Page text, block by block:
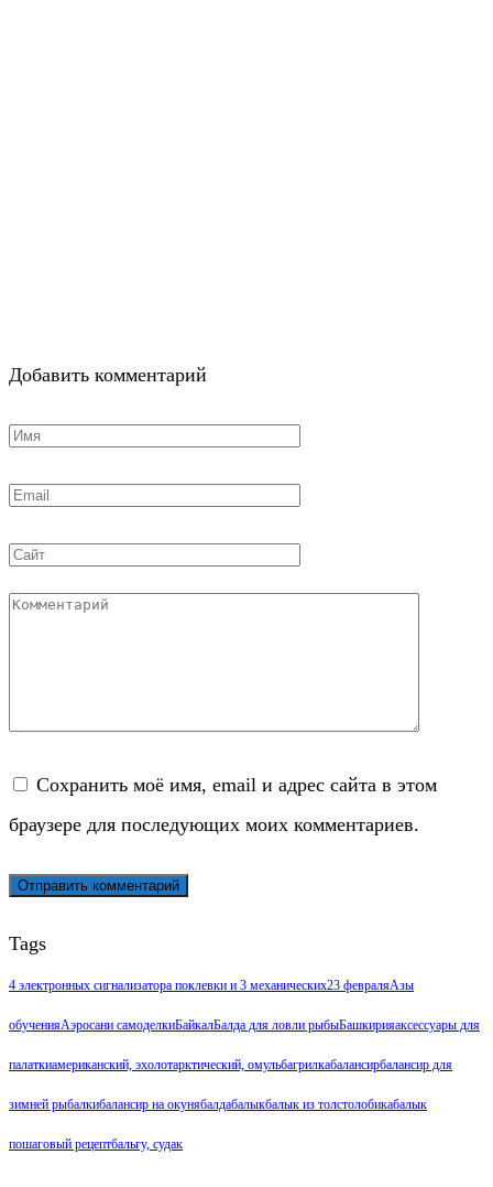
Добавить комментарий
Имя
Email
Сайт
Комментарий
Сохранить моё имя, email и адрес сайта в этом
браузере для последующих моих комментариев.
Tags
4 электронных сигнализатора поклевки и 3 механических23 февраляАзы
обученияАэросани самоделкиБайкалБалда для ловли рыбыБашкирияаксессуары для
палаткиамериканский, эхолотарктический, омульбагрилкабалансирбалансир для
зимней рыбалкибалансир на окунябалдабалыкбалык из толстолобикабалык
пошаговый рецептбальгу, судак